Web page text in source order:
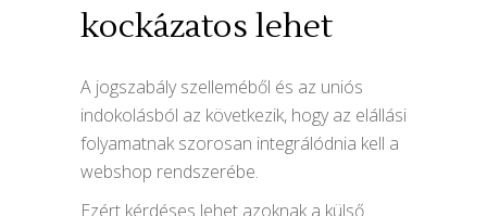
kockázatos lehet
A jogszabály szelleméből és az uniós
indokolásból az következik, hogy az elállási
folyamatnak szorosan integrálódnia kell a
webshop rendszerébe.
Ezért kérdéses lehet azoknak a külső